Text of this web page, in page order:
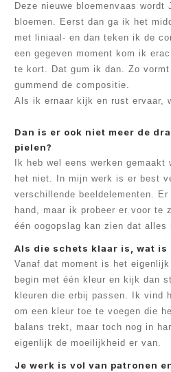
Deze nieuwe bloemenvaas wordt
bloemen. Eerst dan ga ik het
met liniaal- en dan teken ik de
een gegeven moment kom ik
te kort. Dat gum ik dan. Zo
gummend de compositie.
Als ik ernaar kijk en rust ervaar,
Dan is er ook niet meer de
pielen?
Ik heb wel eens werken
het niet. In mijn werk is er best
verschillende beeldelementen.
hand, maar ik probeer er voor te
één oogopslag kan zien dat alles
Als die schets klaar is, wat is
Vanaf dat moment is het
begin met één kleur en kijk dan
kleuren die erbij passen. Ik vind
om een kleur toe te voegen die
balans trekt, maar toch nog in
eigenlijk de moeilijkheid er van.
Je werk is vol van patronen